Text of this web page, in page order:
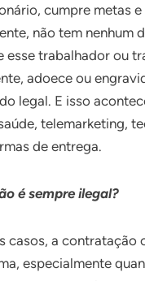
cumpre metas e
não tem nenhum
esse trabalhador ou
adoece ou
legal. E isso
telemarketing,
de entrega.
é sempre ilegal?
casos, a contratação
especialmente